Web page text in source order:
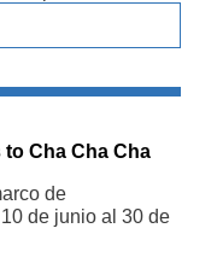
Cha Cha Cha
de
de junio al 30 de